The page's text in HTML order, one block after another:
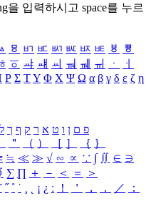
을 입력하시고 space를 누르
ㅱ ㅲ ㅳ ㅴ ㅵ ㅶ ㅷ ㅸ
ㅹ
ㆆ ㆇ ㆈ ㆉ ㆊ ㆋ ㆌ ㆍ
ㆎ
Ρ Σ ΤΥ Φ Χ Ψ Ω α β γ δ ε ζ η
פ ם ן ו ט א ר ק ף ך ל
＂ （ ） ［ ］ ｛ ｝
≒ ≪ ≫ √ ∽ ∝ ∵ ∫ ∬ ∈ ∋
∑ ∏ ＋ － ＜ ＝
＞
˝ ˚ ˙ ¸ ¡ ¿ ː ！ ＇ ， ． ／
：